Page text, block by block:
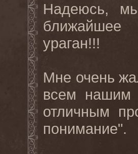
Надеюсь,
ближайшее
ураган!!!
Мне очень
всем нашим
отличным
понимание".